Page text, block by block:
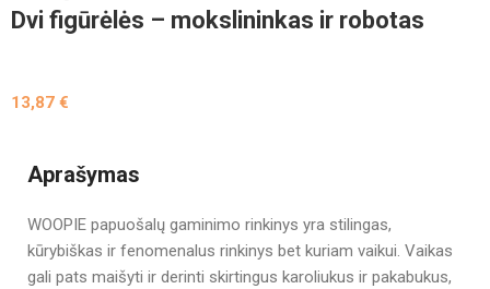
Dvi figūrėlės – mokslininkas ir robotas
13,87€
Aprašymas
WOOPIE papuošalų gaminimo rinkinys yra stilingas,
kūrybiškas ir fenomenalus rinkinys bet kuriam vaikui. Vaikas
gali pats maišyti ir derinti skirtingus karoliukus ir pakabukus,